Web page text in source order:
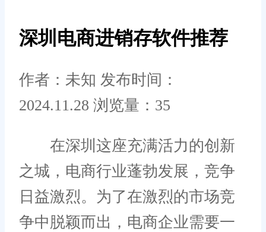
深圳电商进销存软件推荐
作者：未知 发布时间：
2024.11.28 浏览量：35
在深圳这座充满活力的创新
之城，电商行业蓬勃发展，竞争
日益激烈。为了在激烈的市场竞
争中脱颖而出，电商企业需要一